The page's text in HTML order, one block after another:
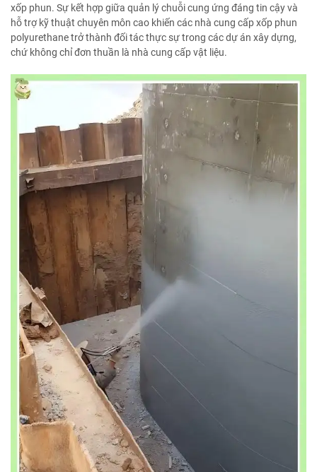
xốp phun. Sự kết hợp giữa quản lý chuỗi cung ứng đáng tin cậy và
hỗ trợ kỹ thuật chuyên môn cao khiến các nhà cung cấp xốp phun
polyurethane trở thành đối tác thực sự trong các dự án xây dựng,
chứ không chỉ đơn thuần là nhà cung cấp vật liệu.